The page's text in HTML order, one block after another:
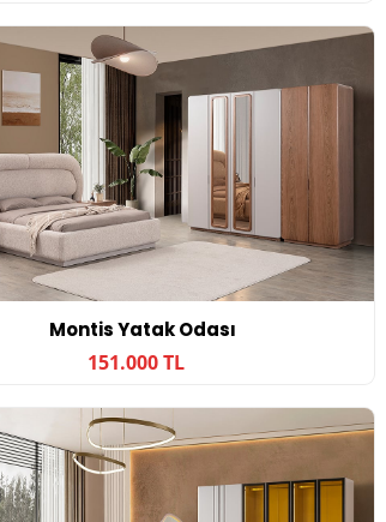
Montis Yatak Odası
151.000 TL